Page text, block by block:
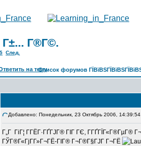
Г®Г©.
5 След.
Список форумов
Добавлено: Понедельник, 23 Октябрь 2006, 14:39:54
Г„Г ГіГ¦ Г­ГЁГ·ГҐГЈГ® ГІГ ГЄ, Г­ГҐГЇГ«Г®ГµГ®
ГЎГ®Г«ГјГ­Г»Г¬ГЁ-ГІГ® Г¬Г®Г§ГЈГ Г¬ГЁ